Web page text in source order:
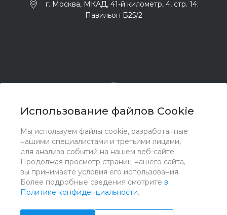
Использование файлов Cookie
Мы используем файлы cookie, разработанные
нашими специалистами и третьими лицами,
для анализа событий на нашем веб-сайте.
Продолжая просмотр страниц нашего сайта,
вы принимаете условия его использования.
Более подробные сведения смотрите в
Политике конфиденциальности.
г. Москва, МКАД, 41-й километр, 4, стр. 14;
Павильон Б25/2
© 2017 - 2026 ООО "Комплектстрой 41", Все права
защищены